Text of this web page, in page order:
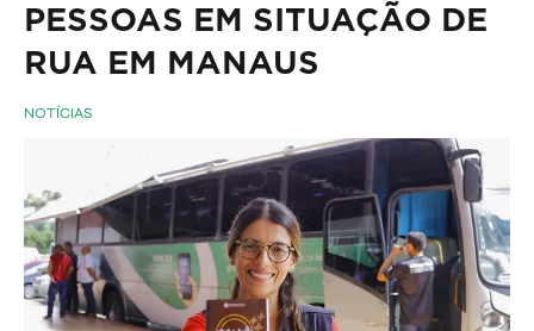
PESSOAS EM SITUAÇÃO DE
RUA EM MANAUS
NOTÍCIAS